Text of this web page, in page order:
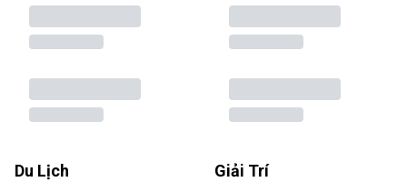
Du Lịch Giải Trí